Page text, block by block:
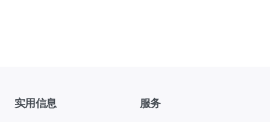
实用信息 服务